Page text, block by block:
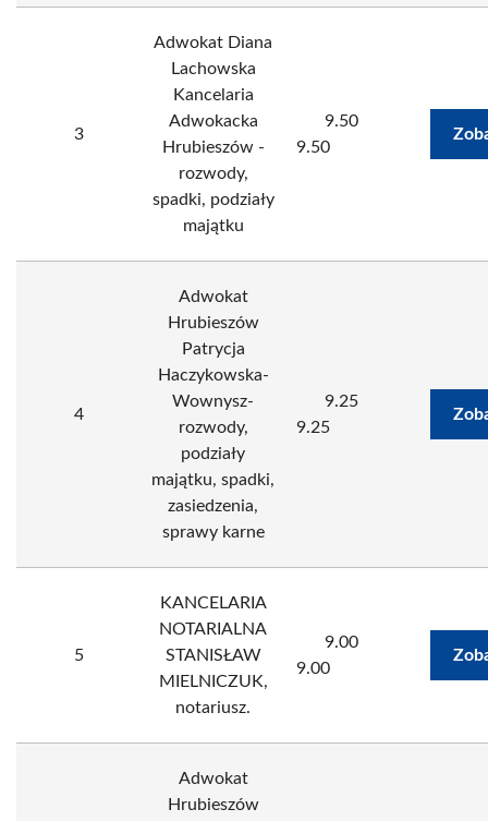
3
Adwokat Diana
Lachowska
Kancelaria
Adwokacka
Hrubieszów -
rozwody,
spadki, podziały
majątku
9.50
9.50
4
Adwokat
Hrubieszów
Patrycja
Haczykowska-
Wownysz-
rozwody,
podziały
majątku, spadki,
zasiedzenia,
sprawy karne
9.25
9.25
5
KANCELARIA
NOTARIALNA
STANISŁAW
MIELNICZUK,
notariusz.
9.00
9.00
Adwokat
Hrubieszów